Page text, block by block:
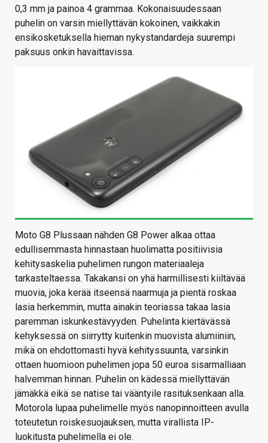
0,3 mm ja painoa 4 grammaa. Kokonaisuudessaan
puhelin on varsin miellyttävän kokoinen, vaikkakin
ensikosketuksella hieman nykystandardeja suurempi
paksuus onkin havaittavissa.
Moto G8 Plussaan nähden G8 Power alkaa ottaa
edullisemmasta hinnastaan huolimatta positiivisia
kehitysaskelia puhelimen rungon materiaaleja
tarkasteltaessa. Takakansi on yhä harmillisesti kiiltävää
muovia, joka kerää itseensä naarmuja ja pientä roskaa
lasia herkemmin, mutta ainakin teoriassa takaa lasia
paremman iskunkestävyyden. Puhelinta kiertävässä
kehyksessä on siirrytty kuitenkin muovista alumiiniin,
mikä on ehdottomasti hyvä kehityssuunta, varsinkin
ottaen huomioon puhelimen jopa 50 euroa sisarmalliaan
halvemman hinnan. Puhelin on kädessä miellyttävän
jämäkkä eikä se natise tai vääntyile rasituksenkaan alla.
Motorola lupaa puhelimelle myös nanopinnoitteen avulla
toteutetun roiskesuojauksen, mutta virallista IP-
luokitusta puhelimella ei ole.